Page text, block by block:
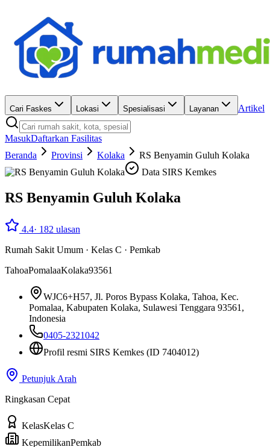
Cari Faskes Lokasi Spesialisasi Layanan Artikel
MasukDaftarkan Fasilitas
Beranda
Provinsi Kolaka
RS Benyamin Guluh Kolaka
Data SIRS Kemkes
RS Benyamin Guluh Kolaka
4.4· 182 ulasan
Rumah Sakit Umum · Kelas C · Pemkab
TahoaPomalaaKolaka93561
WJC6+H57, Jl. Poros Bypass Kolaka, Tahoa, Kec.
Pomalaa, Kabupaten Kolaka, Sulawesi Tenggara 93561,
Indonesia
0405-2321042
Profil resmi SIRS Kemkes (ID 7404012)
Petunjuk Arah
Ringkasan Cepat
KelasKelas C
KepemilikanPemkab